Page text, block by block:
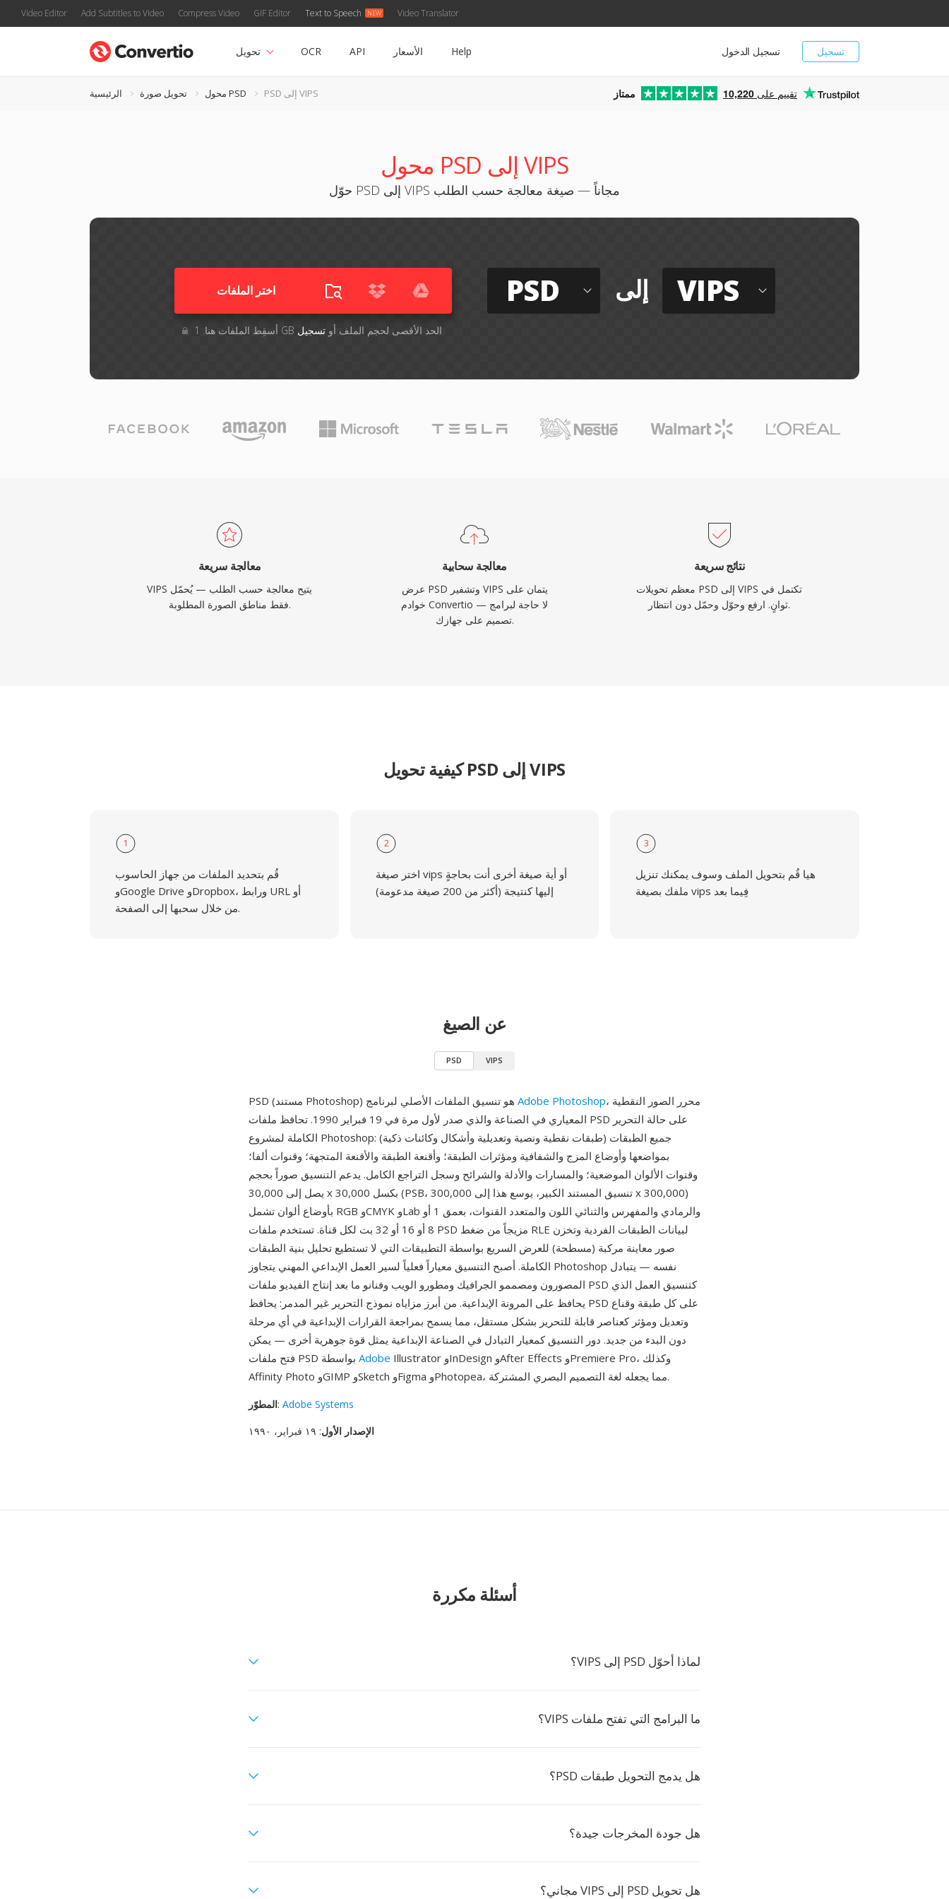
Video Editor Add Subtitles to Video Compress Video GIF Editor Text to Speech Video Translator
تسجيل تسجيل الدخول تحويل OCR API الأسعار Help
الرئيسية تحويل صورة محول PSD PSD إلى VIPS ممتاز 10,220 تقييم على
محول PSD إلى VIPS
حوّل PSD إلى VIPS مجاناً — صيغة معالجة حسب الطلب
اختر الملفات
أسقِط الملفات هنا. 1 GB الحد الأقصى لحجم الملف أوتسجيل
PSD إلى VIPS
معالجة سريعة
VIPS يتيح معالجة حسب الطلب — يُحمّل
فقط مناطق الصورة المطلوبة.
معالجة سحابية
عرض PSD وتشفير VIPS يتمان على
خوادم Convertio — لا حاجة لبرامج
تصميم على جهازك.
نتائج سريعة
معظم تحويلات PSD إلى VIPS تكتمل في
ثوانٍ. ارفع وحوّل وحمّل دون انتظار.
كيفية تحويل PSD إلى VIPS
1
قُم بتحديد الملفات من جهاز الحاسوب
وGoogle Drive وDropbox، ورابط URL أو
من خلال سحبها إلى الصفحة.
2
اختر صيغة vips أو أية صيغة أخرى أنت بحاجةٍ
إليها كنتيجة (أكثر من 200 صيغة مدعومة)
3
هيا قُم بتحويل الملف وسوف يمكنك تنزيل
ملفك بصيغة vips فِيما بعد
عن الصيغ
PSD VIPS
Adobe Photoshop، محرر الصور النقطية
المعياري في الصناعة والذي صدر لأول مرة في 19 فبراير 1990. تحافظ ملفات PSD على حالة التحرير
الكاملة لمشروع Photoshop: جميع الطبقات (طبقات نقطية ونصية وتعديلية وأشكال وكائنات ذكية)
بمواضعها وأوضاع المزج والشفافية ومؤثرات الطبقة؛ وأقنعة الطبقة والأقنعة المتجهة؛ وقنوات ألفا؛
وقنوات الألوان الموضعية؛ والمسارات والأدلة والشرائح وسجل التراجع الكامل. يدعم التنسيق صوراً بحجم
يصل إلى 30,000 x 30,000 بكسل (PSB، تنسيق المستند الكبير، يوسع هذا إلى 300,000 x 300,000)
بأوضاع ألوان تشمل RGB وCMYK وLab والرمادي والمفهرس والثنائي اللون والمتعدد القنوات، بعمق 1 أو
8 أو 16 أو 32 بت لكل قناة. تستخدم ملفات PSD مزيجاً من ضغط RLE لبيانات الطبقات الفردية وتخزن
صور معاينة مركبة (مسطحة) للعرض السريع بواسطة التطبيقات التي لا تستطيع تحليل بنية الطبقات
الكاملة. أصبح التنسيق معياراً فعلياً لسير العمل الإبداعي المهني يتجاوز Photoshop نفسه — يتبادل
المصورون ومصممو الجرافيك ومطورو الويب وفنانو ما بعد إنتاج الفيديو ملفات PSD كتنسيق العمل الذي
يحافظ على المرونة الإبداعية. من أبرز مزاياه نموذج التحرير غير المدمر: يحافظ PSD على كل طبقة وقناع
وتعديل ومؤثر كعناصر قابلة للتحرير بشكل مستقل، مما يسمح بمراجعة القرارات الإبداعية في أي مرحلة
دون البدء من جديد. دور التنسيق كمعيار التبادل في الصناعة الإبداعية يمثل قوة جوهرية أخرى — يمكن
Adobe Illustrator وInDesign وAfter Effects وPremiere Pro، وكذلك
Affinity Photo وGIMP وSketch وFigma وPhotopea، مما يجعله لغة التصميم البصري المشتركة.
المطوّر: Adobe Systems
الإصدار الأول: ١٩ فبراير، ١٩٩٠
أسئلة مكررة
لماذا أحوّل PSD إلى VIPS؟
ما البرامج التي تفتح ملفات VIPS؟
هل يدمج التحويل طبقات PSD؟
هل جودة المخرجات جيدة؟
هل تحويل PSD إلى VIPS مجاني؟